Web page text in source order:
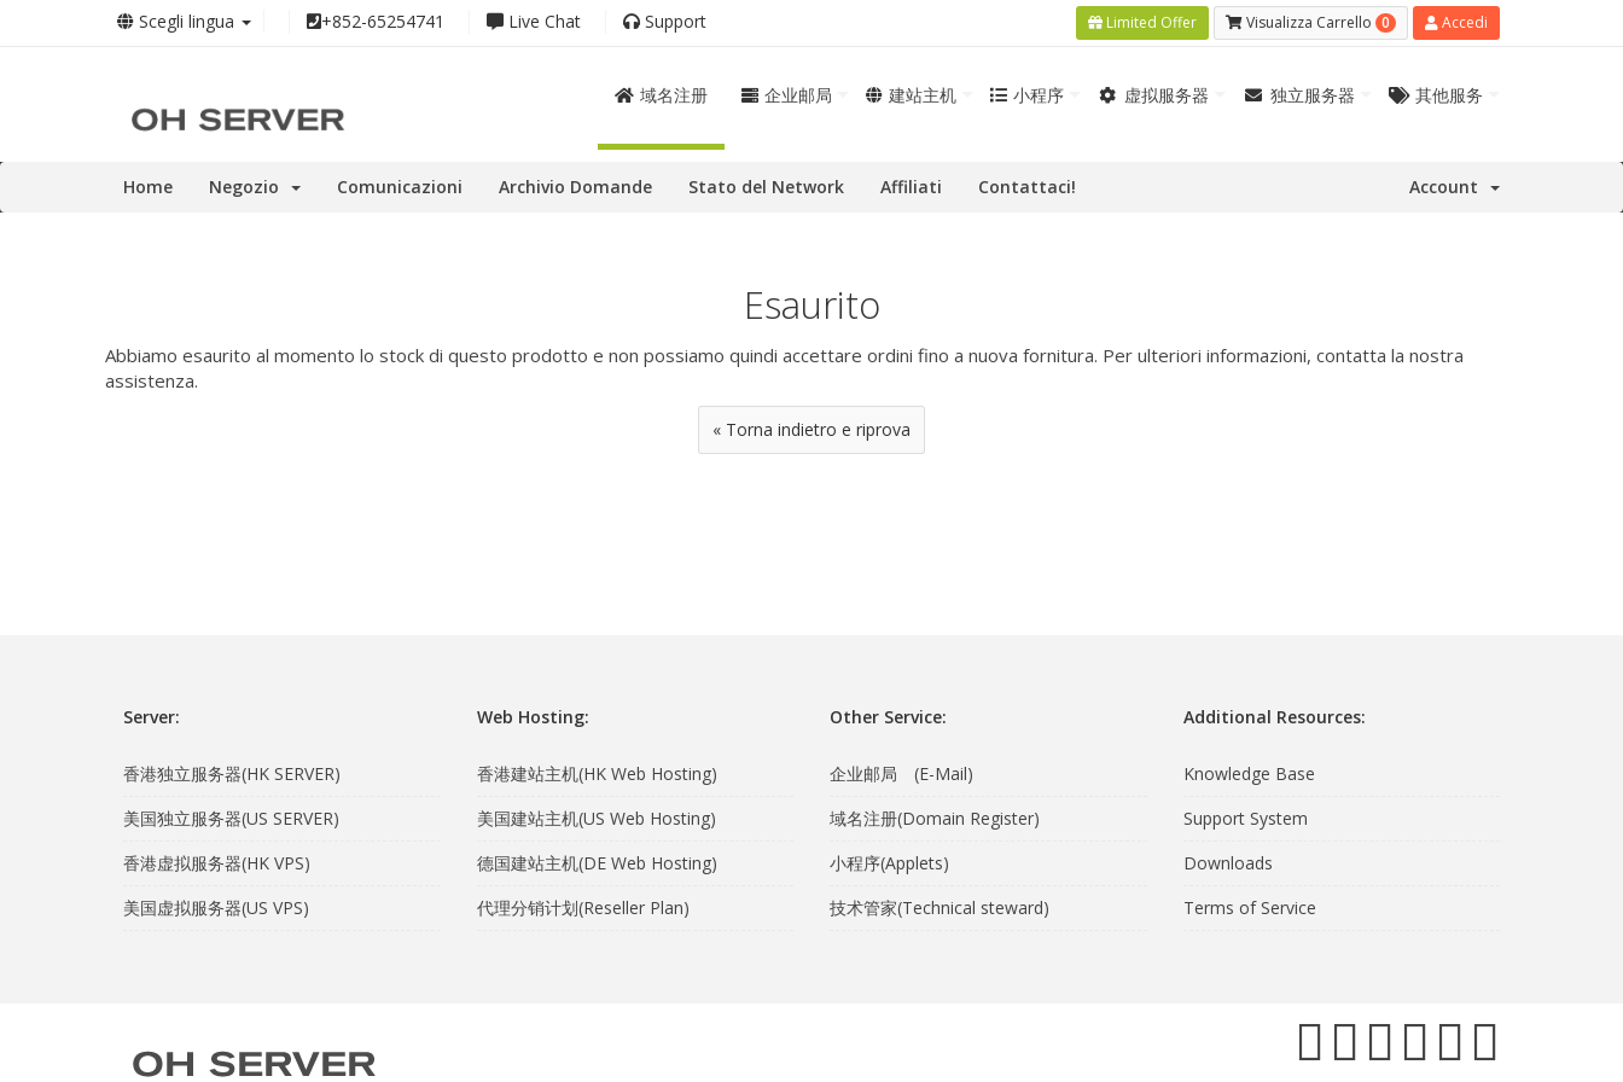
Scegli lingua +852-65254741 Live Chat Support Limited Offer Visualizza Carrello 0 Accedi
域名注册 企业邮局 建站主机 小程序 虚拟服务器 独立服务器 其他服务
Home Negozio Comunicazioni Archivio Domande Stato del Network Affiliati Contattaci! Account
Esaurito
Abbiamo esaurito al momento lo stock di questo prodotto e non possiamo quindi accettare ordini fino a nuova fornitura. Per ulteriori informazioni, contatta la nostra
assistenza.
« Torna indietro e riprova
Server:
香港独立服务器(HK SERVER)
美国独立服务器(US SERVER)
香港虚拟服务器(HK VPS)
美国虚拟服务器(US VPS)
Web Hosting:
香港建站主机(HK Web Hosting)
美国建站主机(US Web Hosting)
德国建站主机(DE Web Hosting)
代理分销计划(Reseller Plan)
Other Service:
企业邮局 (E-Mail)
域名注册(Domain Register)
小程序(Applets)
技术管家(Technical steward)
Additional Resources:
Knowledge Base
Support System
Downloads
Terms of Service